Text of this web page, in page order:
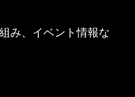
み、イベント情報な